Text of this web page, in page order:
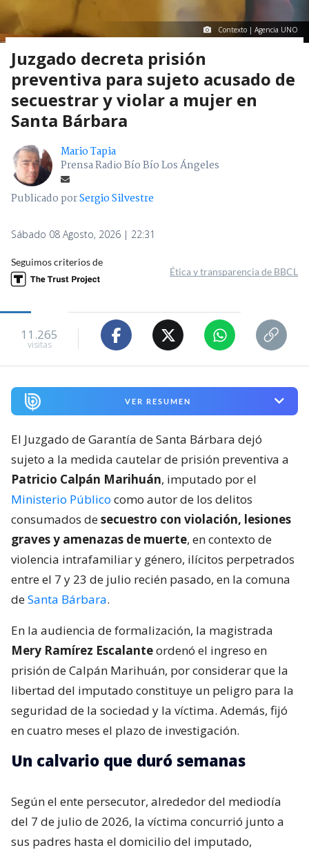
Contexto | Agencia UNO
Juzgado decreta prisión
preventiva para sujeto acusado de
secuestrar y violar a mujer en
Santa Bárbara
Mario Tapia
Prensa Radio Bío Bío Los Ángeles
Publicado porSergio Silvestre
Sábado 08 Agosto, 2026 | 22:31
Seguimos criterios de
Ética y transparencia de BBCL
11.265
visitas
VER RESUMEN
El Juzgado de Garantía de Santa Bárbara dejó
sujeto a la medida cautelar de prisión preventiva a
Patricio Calpán Marihuán, imputado por el
Ministerio Público como autor de los delitos
consumados desecuestro con violación, lesiones
graves y amenazas de muerte, en contexto de
violencia intrafamiliar y género, ilícitos perpetrados
entre el 7 y 23 de julio recién pasado, en la comuna
deSanta Bárbara.
En la audiencia de formalización, la magistrada
Mery Ramírez Escalanteordenó el ingreso en
prisión de Calpán Marihuán, por considerar que la
libertad del imputado constituye un peligro para la
seguridad de la sociedad y la víctima. Además, fijó
en cuatro meses el plazo de investigación.
Un calvario que duró semanas
Según el ente persecutor, alrededor del mediodía
del 7 de julio de 2026, la víctima concurrió junto a
sus padres hasta el domicilio del imputado,